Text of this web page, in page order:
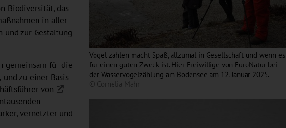
Vögel zählen macht Spaß, allzumal in Gesellschaft und wenn es
für einen guten Zweck ist. Hier Freiwillige von EuroNatur bei
der Wasservogelzählung am Bodensee am 12. Januar 2025.
© Cornelia Mähr
Biodiversität, das
in aller
und zur Gestaltung
gemeinsam für die
zu einer Basis
von
vernetzter und